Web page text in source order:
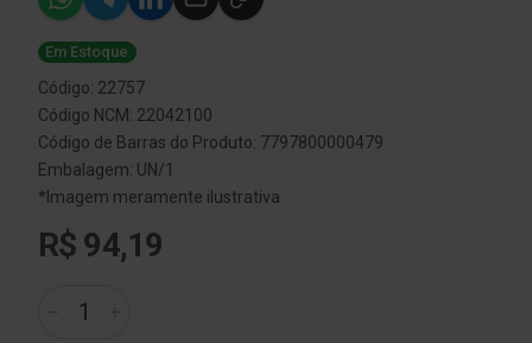
Em Estoque
Código: 22757
Código NCM: 22042100
Código de Barras do Produto: 7797800000479
Embalagem: UN/1
*Imagem meramente ilustrativa
R$ 94,19